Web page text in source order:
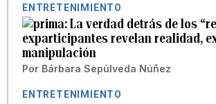
ENTRETENIMIENTO
La verdad detrás de los
exparticipantes revelan realidad,
manipulación
Por Bárbara Sepúlveda Núñez
ENTRETENIMIENTO